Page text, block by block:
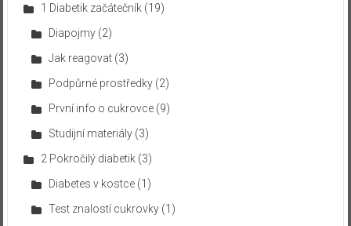
1 Diabetik začátečník(19)
Diapojmy(2)
Jak reagovat(3)
Podpůrné prostředky(2)
První info o cukrovce(9)
Studijní materiály(3)
2 Pokročilý diabetik(3)
Diabetes v kostce(1)
Test znalostí cukrovky(1)